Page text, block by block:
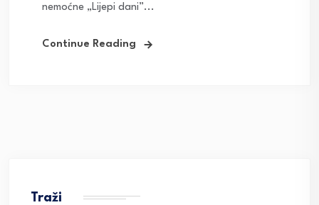
nemoćne „Lijepi dani”...
Continue Reading
Traži